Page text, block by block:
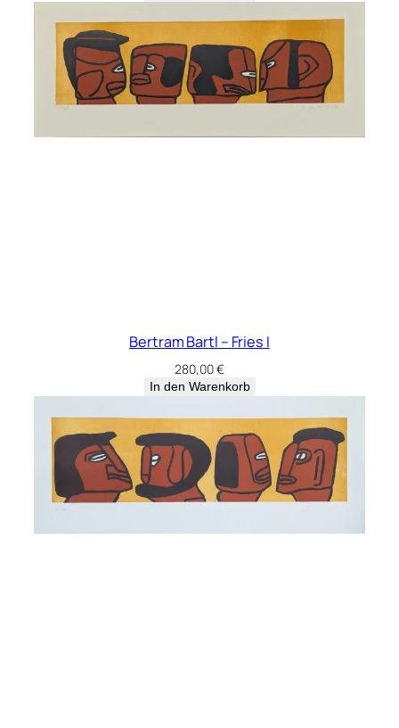
Bertram Bartl – Fries I
280,00€
In den Warenkorb